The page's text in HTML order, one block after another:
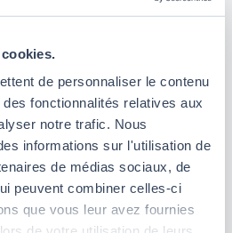
de personnaliser le contenu
fonctionnalités relatives aux
notre trafic. Nous
informations sur l'utilisation de
de médias sociaux, de
peuvent combiner celles-ci
que vous leur avez fournies
vérifiez régulièrement
veillez également à
sécurité proposés
des éditeurs de vos
sur des pièces